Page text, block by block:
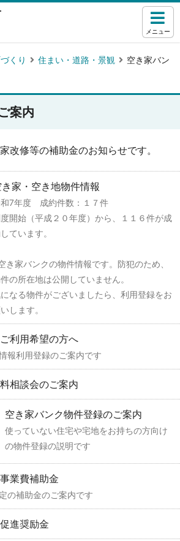
メニュー
くり 住まい・道路・景観
空き家バン
案内
改修等の補助金のお知らせです。
き家・空き地物件情報
7年度 成約件数：１７件
開始（平成２０年度）から、１１６件が成
ています。
き家バンクの物件情報です。防犯のため、
の所在地は公開していません。
なる物件がございましたら、利用登録をお
します。
利用希望の方へ
報利用登録のご案内です
相談会のご案内
空き家バンク物件登録のご案内
使っていない住宅や宅地をお持ちの方向け
の物件登録の説明です
業費補助金
の補助金のご案内です
進奨励金